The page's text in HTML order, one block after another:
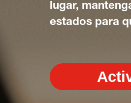
lugar,
estados para